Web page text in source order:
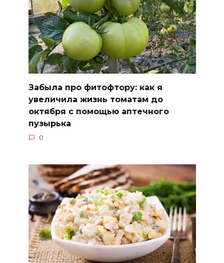
Забыла про фитофтору: как я
увеличила жизнь томатам до
октября с помощью аптечного
пузырька
0